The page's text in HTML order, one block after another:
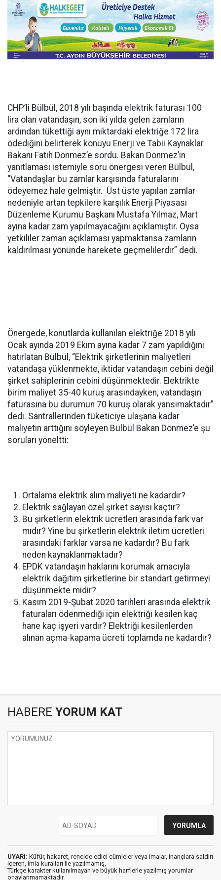
CHP’li Bülbül, 2018 yılı başında elektrik faturası 100
lira olan vatandaşın, son iki yılda gelen zamların
ardından tükettiği aynı miktardaki elektriğe 172 lira
ödediğini belirterek konuyu Enerji ve Tabii Kaynaklar
Bakanı Fatih Dönmez’e sordu. Bakan Dönmez’in
yanıtlaması istemiyle soru önergesi veren Bülbül,
“Vatandaşlar bu zamlar karşısında faturalarını
ödeyemez hale gelmiştir. Üst üste yapılan zamlar
nedeniyle artan tepkilere karşılık Enerji Piyasası
Düzenleme Kurumu Başkanı Mustafa Yılmaz, Mart
ayına kadar zam yapılmayacağını açıklamıştır. Oysa
yetkililer zaman açıklaması yapmaktansa zamların
kaldırılması yönünde harekete geçmelilerdir” dedi.
Önergede, konutlarda kullanılan elektriğe 2018 yılı
Ocak ayında 2019 Ekim ayına kadar 7 zam yapıldığını
hatırlatan Bülbül, “Elektrik şirketlerinin maliyetleri
vatandaşa yüklenmekte, iktidar vatandaşın cebini değil
şirket sahiplerinin cebini düşünmektedir. Elektrikte
birim maliyet 35-40 kuruş arasındayken, vatandaşın
faturasına bu durumun 70 kuruş olarak yansımaktadır”
dedi. Santrallerinden tüketiciye ulaşana kadar
maliyetin arttığını söyleyen Bülbül Bakan Dönmez’e şu
soruları yöneltti:
Ortalama elektrik alım maliyeti ne kadardır?
Elektrik sağlayan özel şirket sayısı kaçtır?
Bu şirketlerin elektrik ücretleri arasında fark var
mıdır? Yine bu şirketlerin elektrik iletim ücretleri
arasındaki farklar varsa ne kadardır? Bu fark
neden kaynaklanmaktadır?
EPDK vatandaşın haklarını korumak amacıyla
elektrik dağıtım şirketlerine bir standart getirmeyi
düşünmekte midir?
Kasım 2019-Şubat 2020 tarihleri arasında elektrik
faturaları ödenmediği için elektriği kesilen kaç
hane kaç işyeri vardır? Elektriği kesilenlerden
alınan açma-kapama ücreti toplamda ne kadardır?
HABERE YORUM KAT
UYARI: Küfür, hakaret, rencide edici cümleler veya imalar, inançlara saldırı
içeren, imla kuralları ile yazılmamış,
Türkçe karakter kullanılmayan ve büyük harflerle yazılmış yorumlar
onaylanmamaktadır.